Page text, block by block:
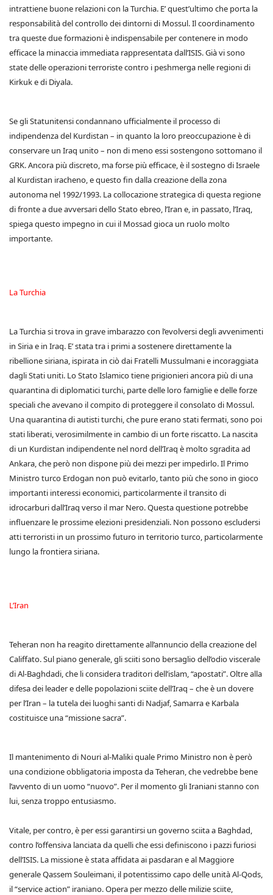
intrattiene buone relazioni con la Turchia. E’ quest’ultimo che porta la
responsabilità del controllo dei dintorni di Mossul. Il coordinamento
tra queste due formazioni è indispensabile per contenere in modo
efficace la minaccia immediata rappresentata dall’ISIS. Già vi sono
state delle operazioni terroriste contro i peshmerga nelle regioni di
Kirkuk e di Diyala.
Se gli Statunitensi condannano ufficialmente il processo di
indipendenza del Kurdistan – in quanto la loro preoccupazione è di
conservare un Iraq unito – non di meno essi sostengono sottomano il
GRK. Ancora più discreto, ma forse più efficace, è il sostegno di Israele
al Kurdistan iracheno, e questo fin dalla creazione della zona
autonoma nel 1992/1993. La collocazione strategica di questa regione
di fronte a due avversari dello Stato ebreo, l’Iran e, in passato, l’Iraq,
spiega questo impegno in cui il Mossad gioca un ruolo molto
importante.
La Turchia
La Turchia si trova in grave imbarazzo con l’evolversi degli avvenimenti
in Siria e in Iraq. E’ stata tra i primi a sostenere direttamente la
ribellione siriana, ispirata in ciò dai Fratelli Mussulmani e incoraggiata
dagli Stati uniti. Lo Stato Islamico tiene prigionieri ancora più di una
quarantina di diplomatici turchi, parte delle loro famiglie e delle forze
speciali che avevano il compito di proteggere il consolato di Mossul.
Una quarantina di autisti turchi, che pure erano stati fermati, sono poi
stati liberati, verosimilmente in cambio di un forte riscatto. La nascita
di un Kurdistan indipendente nel nord dell’Iraq è molto sgradita ad
Ankara, che però non dispone più dei mezzi per impedirlo. Il Primo
Ministro turco Erdogan non può evitarlo, tanto più che sono in gioco
importanti interessi economici, particolarmente il transito di
idrocarburi dall’Iraq verso il mar Nero. Questa questione potrebbe
influenzare le prossime elezioni presidenziali. Non possono escludersi
atti terroristi in un prossimo futuro in territorio turco, particolarmente
lungo la frontiera siriana.
L’Iran
Teheran non ha reagito direttamente all’annuncio della creazione del
Califfato. Sul piano generale, gli sciiti sono bersaglio dell’odio viscerale
di Al-Baghdadi, che li considera traditori dell’islam, “apostati”. Oltre alla
difesa dei leader e delle popolazioni sciite dell’Iraq – che è un dovere
per l’Iran – la tutela dei luoghi santi di Nadjaf, Samarra e Karbala
costituisce una “missione sacra”.
Il mantenimento di Nouri al-Maliki quale Primo Ministro non è però
una condizione obbligatoria imposta da Teheran, che vedrebbe bene
l’avvento di un uomo “nuovo”. Per il momento gli Iraniani stanno con
lui, senza troppo entusiasmo.
Vitale, per contro, è per essi garantirsi un governo sciita a Baghdad,
contro l’offensiva lanciata da quelli che essi definiscono i pazzi furiosi
dell’ISIS. La missione è stata affidata ai pasdaran e al Maggiore
generale Qassem Souleimani, il potentissimo capo delle unità Al-Qods,
il “service action” iraniano. Opera per mezzo delle milizie sciite,